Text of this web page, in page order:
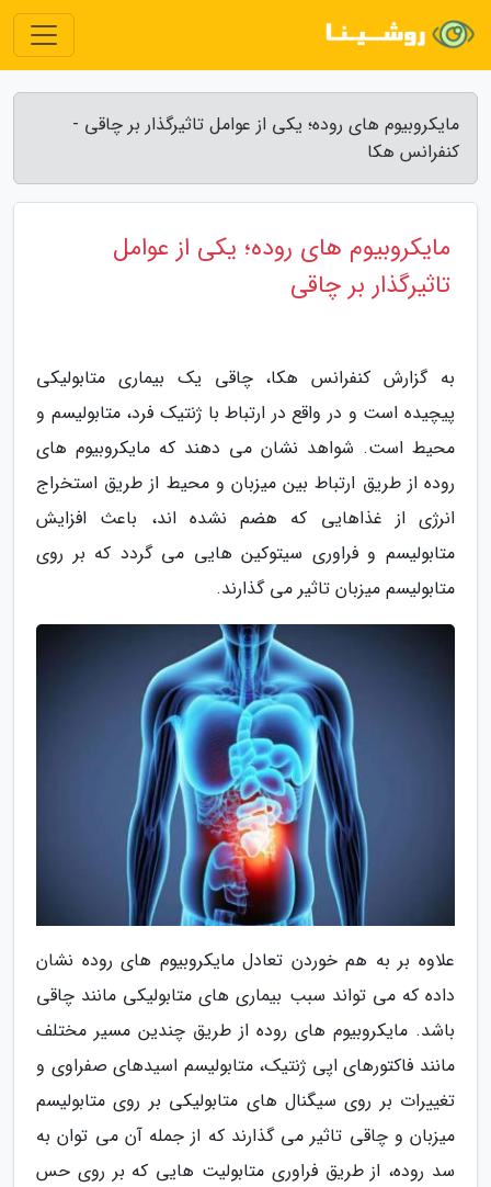
مایکروبیوم های روده؛ یکی از عوامل تاثیرگذار بر چاقی -
کنفرانس هکا
مایکروبیوم های روده؛ یکی از عوامل
تاثیرگذار بر چاقی
به گزارش کنفرانس هکا، چاقی یک بیماری متابولیکی
پیچیده است و در واقع در ارتباط با ژنتیک فرد، متابولیسم و
محیط است. شواهد نشان می دهند که مایکروبیوم های
روده از طریق ارتباط بین میزبان و محیط از طریق استخراج
انرژی از غذاهایی که هضم نشده اند، باعث افزایش
متابولیسم و فراوری سیتوکین هایی می گردد که بر روی
متابولیسم میزبان تاثیر می گذارند.
علاوه بر به هم خوردن تعادل مایکروبیوم های روده نشان
داده که می تواند سبب بیماری های متابولیکی مانند چاقی
باشد. مایکروبیوم های روده از طریق چندین مسیر مختلف
مانند فاکتورهای اپی ژنتیک، متابولیسم اسیدهای صفراوی و
تغییرات بر روی سیگنال های متابولیکی بر روی متابولیسم
میزبان و چاقی تاثیر می گذارند که از جمله آن می توان به
سد روده، از طریق فراوری متابولیت هایی که بر روی حس